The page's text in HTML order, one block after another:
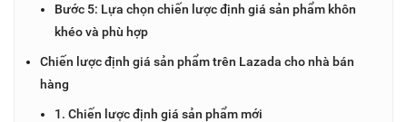
Bước 5: Lựa chọn chiến lược định giá sản phẩm khôn
khéo và phù hợp
Chiến lược định giá sản phẩm trên Lazada cho nhà bán
hàng
1. Chiến lược định giá sản phẩm mới